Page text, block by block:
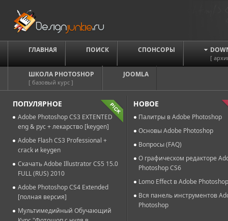
ГЛАВНАЯ ПОИСК СПОНСОРЫ
[
ШКОЛА PHOTOSHOP
[ базовый курс ]
JOOMLA
ПОПУЛЯРНОЕ
Adobe Photoshop CS3 EXTENTED
eng & рус + лекарство [keygen]
Adobe Flash CS3 Professional +
crack и keygen
Скачать Adobe Illustrator CS5 15.0
FULL (RUS) 2010
Adobe Photoshop CS4 Extended
[полная версия]
Мультимедийный Обучающий
НОВОЕ
Палитры в Adobe Photoshop
Основы Adobe Photoshop
Вопросы (FAQ)
О графическом редакторе
Photoshop CS6
Lomo Effect в Adobe
Вся панель инструментов
Photoshop